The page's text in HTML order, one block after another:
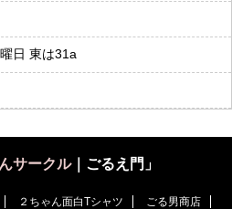
日 東は31a
サークル｜ごるえ門」
２ちゃん面白Tシャツ
ごる男商店